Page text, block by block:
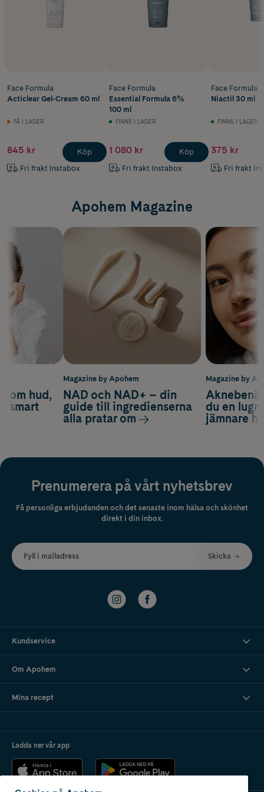
Face Formula
Acticlear Gel-Cream 60 ml
FÅ I LAGER
845 kr
Fri frakt Instabox
Köp
Face Formula
Essential Formula 6%
100 ml
FINNS I LAGER
1 080 kr
Fri frakt Instabox
Köp
Face Formula
Niactil 30 ml
FINNS I LAGER
375 kr
Fri frakt
Apohem Magazine
Magazine by
du en
jämnare
om hud,
smart
Magazine by Apohem
NAD och NAD+ – din
guide till ingredienserna
alla pratar om
Prenumerera på vårt nyhetsbrev
Få personliga erbjudanden och det senaste inom hälsa och skönhet
direkt i din inbox.
Fyll i mailadress Skicka
Kundservice
Om Apohem
Mina recept
Ladda ner vår app